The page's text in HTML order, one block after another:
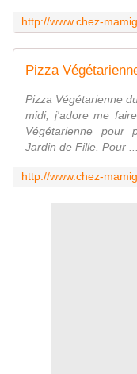
Pizza Végétarienne
midi, j'adore me
Végétarienne pour
Jardin de Fille. Pour ...